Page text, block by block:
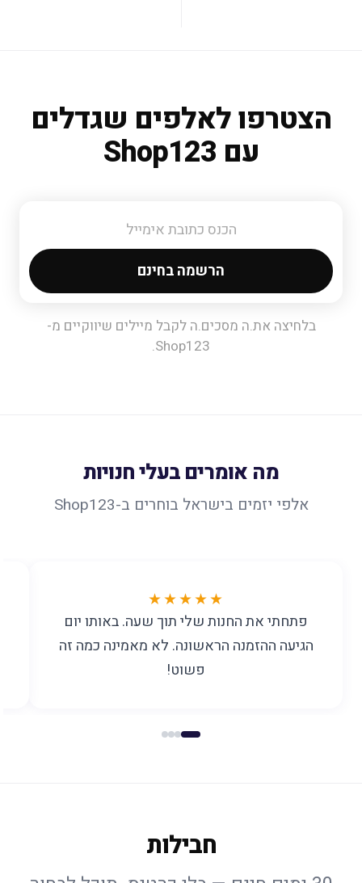
הצטרפו לאלפים שגדלים
עם Shop123
הרשמה בחינם
בלחיצה את.ה מסכים.ה לקבל מיילים שיווקיים מ-
Shop123.
מה אומרים בעלי חנויות
אלפי יזמים בישראל בוחרים ב-Shop123
★★★★★
פתחתי את החנות שלי תוך שעה. באותו יום
הגיעה ההזמנה הראשונה. לא מאמינה כמה זה
פשוט!
חבילות